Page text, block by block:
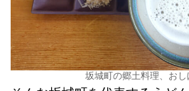
坂城町の郷土料理、おし